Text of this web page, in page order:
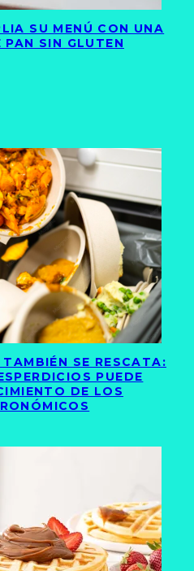
SU MENÚ CON UNA
PAN SIN GLUTEN
SE RESCATA:
PUEDE
DE LOS